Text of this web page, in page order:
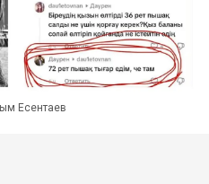
Есентаев